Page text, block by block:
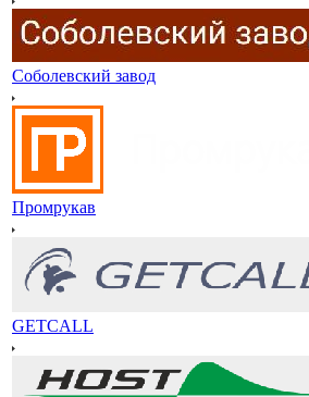
Соболевский завод
Промрукав
GETCALL